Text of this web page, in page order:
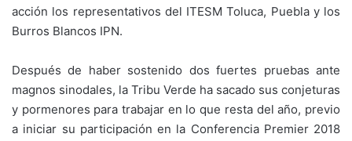
acción los representativos del ITESM Toluca, Puebla y los
Burros Blancos IPN.
Después de haber sostenido dos fuertes pruebas ante
magnos sinodales, la Tribu Verde ha sacado sus conjeturas
y pormenores para trabajar en lo que resta del año, previo
a iniciar su participación en la Conferencia Premier 2018